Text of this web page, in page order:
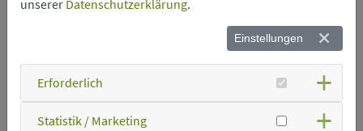
unserer Datenschutzerklärung.
Einstellungen
Erforderlich
Statistik / Marketing